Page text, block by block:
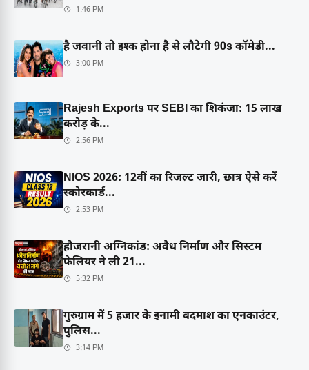
1:46 PM
है जवानी तो इश्क होना है से लौटेगी 90s कॉमेडी...
3:00 PM
Rajesh Exports पर SEBI का शिकंजा: 15 लाख
करोड़ के...
2:56 PM
NIOS 2026: 12वीं का रिजल्ट जारी, छात्र ऐसे करें
स्कोरकार्ड...
2:53 PM
हौजरानी अग्निकांड: अवैध निर्माण और सिस्टम
फेलियर ने ली 21...
5:32 PM
गुरुग्राम में 5 हजार के इनामी बदमाश का एनकाउंटर,
पुलिस...
3:14 PM